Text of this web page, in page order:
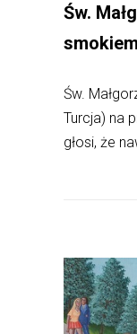
Św.
smokiem
Św.
Turcja) na
głosi, że